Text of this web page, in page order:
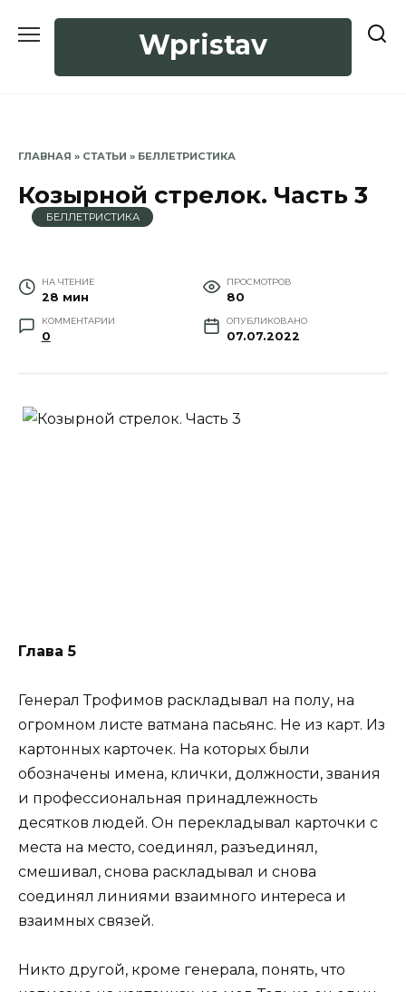
Wpristav
ГЛАВНАЯ » СТАТЬИ » БЕЛЛЕТРИСТИКА
Козырной стрелок. Часть 3
БЕЛЛЕТРИСТИКА
НА ЧТЕНИЕ
28 мин
ПРОСМОТРОВ
80
КОММЕНТАРИИ
0
ОПУБЛИКОВАНО
07.07.2022
Глава 5
Генерал Трофимов раскладывал на полу, на
огромном листе ватмана пасьянс. Не из карт. Из
картонных карточек. На которых были
обозначены имена, клички, должности, звания
и профессиональная принадлежность
десятков людей. Он перекладывал карточки с
места на место, соединял, разъединял,
смешивал, снова раскладывал и снова
соединял линиями взаимного интереса и
взаимных связей.
Никто другой, кроме генерала, понять, что